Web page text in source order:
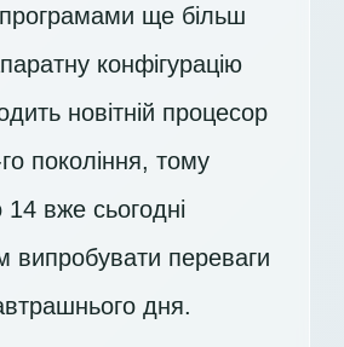
ще більш
конфігурацію
новітній процесор
покоління, тому
вже сьогодні
випробувати переваги
дня.